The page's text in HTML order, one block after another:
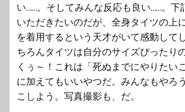
い……。そしてみんな反応も良い……。下
いただきたいのだが、全身タイツの上
を着用するという天才がいて感動して
ちろんタイツは自分のサイズぴったり
くぅ～！これは「死ぬまでにやりたい
に加えてもいいやつだ。みんなもやろ
こしよう。写真撮影も、だ。